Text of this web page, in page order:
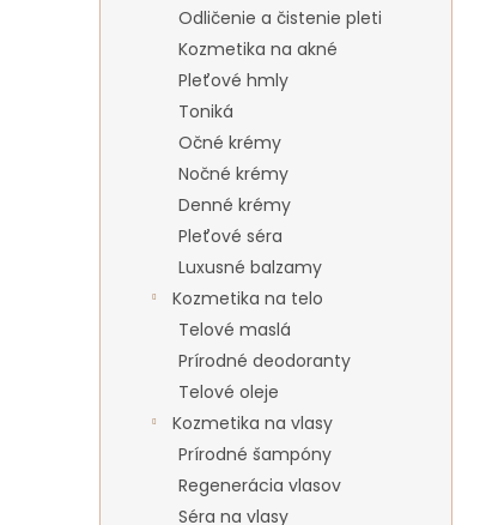
Odličenie a čistenie pleti
Kozmetika na akné
Pleťové hmly
Toniká
Očné krémy
Nočné krémy
Denné krémy
Pleťové séra
Luxusné balzamy
Kozmetika na telo
Telové maslá
Prírodné deodoranty
Telové oleje
Kozmetika na vlasy
Prírodné šampóny
Regenerácia vlasov
Séra na vlasy